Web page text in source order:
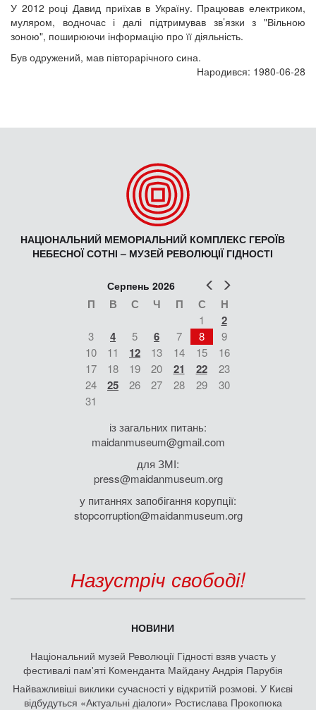
У 2012 році Давид приїхав в Україну. Працював електриком,
муляром, водночас і далі підтримував зв’язки з "Вільною
зоною", поширюючи інформацію про її діяльність.
Був одружений, мав півторарічного сина.
Народився: 1980-06-28
НАЦІОНАЛЬНИЙ МЕМОРІАЛЬНИЙ КОМПЛЕКС ГЕРОЇВ
НЕБЕСНОЇ СОТНІ – МУЗЕЙ РЕВОЛЮЦІЇ ГІДНОСТІ
Попер
Серпень 2026
П В С Ч П С Н
1 2
3 4 5 6 7 8
9
10
11 12 13 14 15
16
17
18 19 20 21 22
23
24
25 26 27 28 29
30
31
із загальних питань:
maidanmuseum@gmail.com
для ЗМІ:
press@maidanmuseum.org
у питаннях запобігання корупції:
stopcorruption@maidanmuseum.org
Назустріч свободі!
НОВИНИ
Національний музей Революції Гідності взяв участь у
фестивалі пам'яті Коменданта Майдану Андрія Парубія
Найважливіші виклики сучасності у відкритій розмові. У Києві
відбудуться «Актуальні діалоги» Ростислава Прокопюка